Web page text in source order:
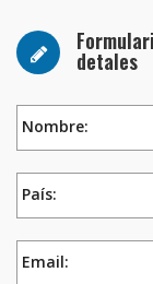
detales
Nombre:
País:
Email: